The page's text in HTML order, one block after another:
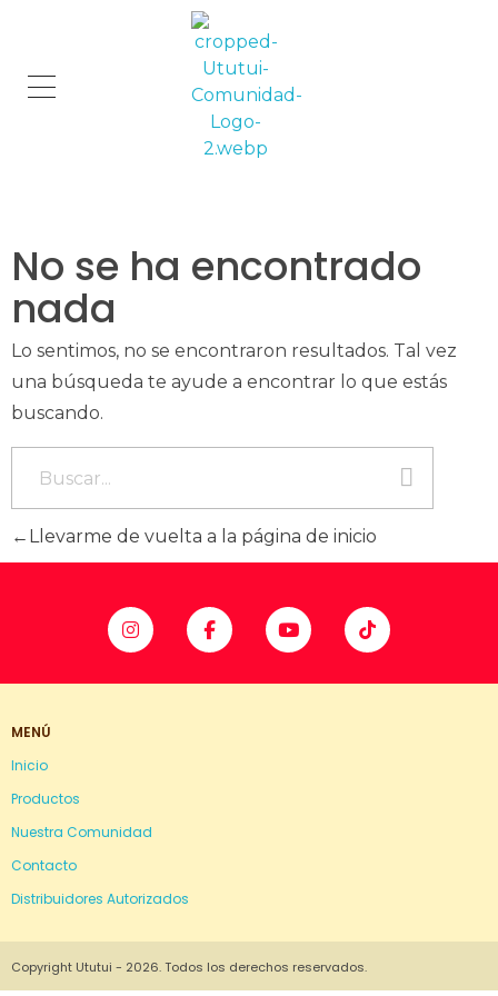
No se ha encontrado
nada
Lo sentimos, no se encontraron resultados. Tal vez
una búsqueda te ayude a encontrar lo que estás
buscando.
Llevarme de vuelta a la página de inicio
MENÚ
Inicio
Productos
Nuestra Comunidad
Contacto
Distribuidores Autorizados
Copyright Ututui - 2026. Todos los derechos reservados.